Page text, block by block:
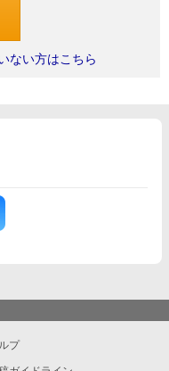
ない方はこちら
プ